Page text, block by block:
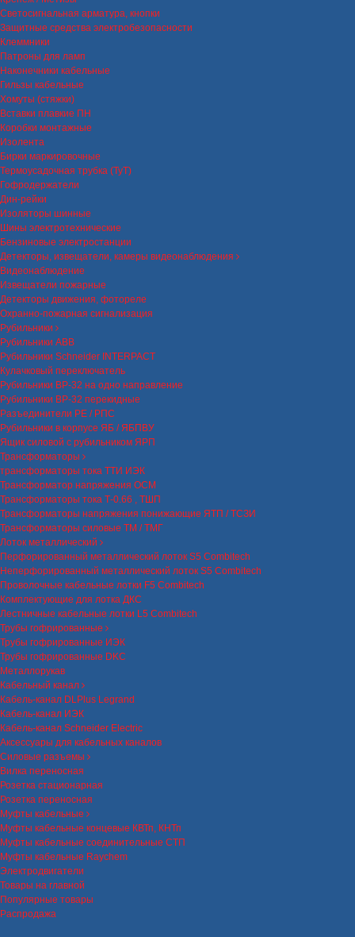
Светосигнальная арматура, кнопки
Защитные средства электробезопасности
Клеммники
Патроны для ламп
Наконечники кабельные
Гильзы кабельные
Хомуты (стяжки)
Вставки плавкие ПН
Коробки монтажные
Изолента
Бирки маркировочные
Термоусадочная трубка (ТуТ)
Гофродержатели
Дин-рейки
Изоляторы шинные
Шины электротехнические
Бензиновые электростанции
Детекторы, извещатели, камеры видеонаблюдения
Видеонаблюдение
Извещатели пожарные
Детекторы движения, фотореле
Охранно-пожарная сигнализация
Рубильники
Рубильники ABB
Рубильники Schneider INTERPACT
Кулачковый переключатель
Рубильники ВР-32 на одно направление
Рубильники ВР-32 перекидные
Разъединители РЕ / РПС
Рубильники в корпусе ЯБ / ЯБПВУ
Ящик силовой с рубильником ЯРП
Трансформаторы
трансформаторы тока ТТИ ИЭК
Трансформатор напряжения ОСМ
Трансформаторы тока Т-0.66 , ТШП
Трансформаторы напряжения понижающие ЯТП / ТСЗИ
Трансформаторы силовые ТМ / ТМГ
Лоток металлический
Перфорированный металлический лоток S5 Combitech
Неперфорированный металлический лоток S5 Combitech
Проволочные кабельные лотки F5 Combitech
Комплектующие для лотка ДКС
Лестничные кабельные лотки L5 Combitech
Трубы гофрированные
Трубы гофрированные ИЭК
Трубы гофрированные DKC
Металлорукав
Кабельный канал
Кабель-канал DLPlus Legrand
Кабель-канал ИЭК
Кабель-канал Schneider Electric
Аксессуары для кабельных каналов
Силовые разъемы
Вилка переносная
Розетка стационарная
Розетка переносная
Муфты кабельные
Муфты кабельные концевые КВТп, КНТп
Муфты кабельные соединительные СТП
Муфты кабельные Raychem
Электродвигатели
Товары на главной
Популярные товары
Распродажа